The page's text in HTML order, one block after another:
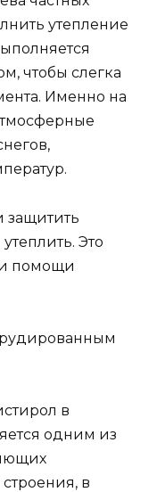
утепление
чтобы слегка
Именно на
защитить
Это
помощи
в
одним из
в